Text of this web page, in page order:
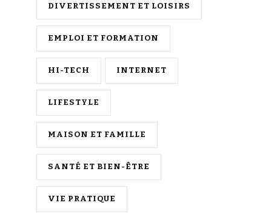
DIVERTISSEMENT ET LOISIRS
EMPLOI ET FORMATION
HI-TECH INTERNET
LIFESTYLE
MAISON ET FAMILLE
SANTÉ ET BIEN-ÊTRE
VIE PRATIQUE